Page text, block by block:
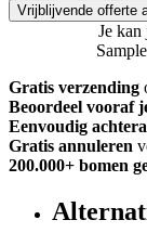
Vrijblijvende offerte
Je
Gratis verzending
Beoordeel vooraf
Eenvoudig
Gratis annuleren
200.000+ bomen